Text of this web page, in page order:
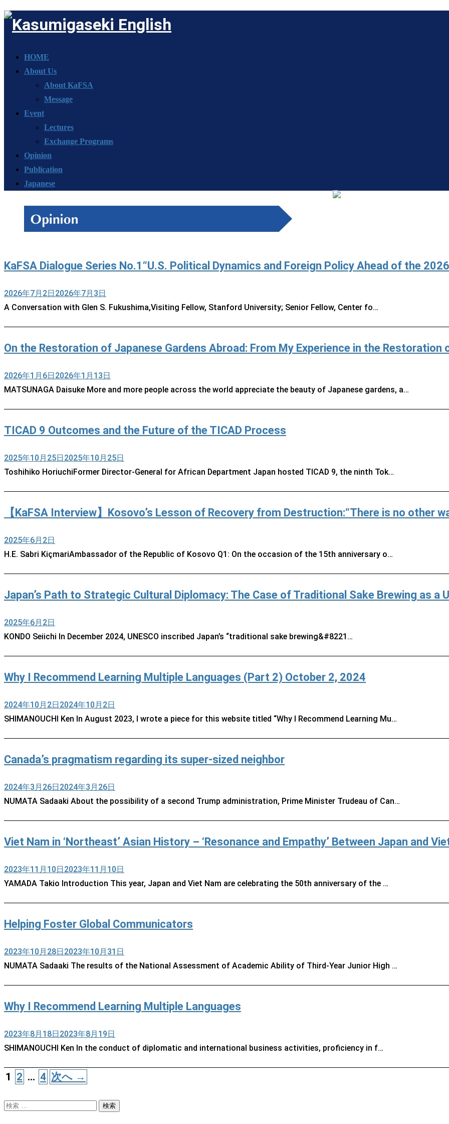
HOME
About Us
About KaFSA
Message
Event
Lectures
Exchange Programs
Opinion
Publication
Japanese
KaFSA Dialogue Series No.1“U.S. Political Dynamics and Foreign Policy Ahead of the
2026年7月2日 2026年7月3日
A Conversation with Glen S. Fukushima,Visiting Fellow, Stanford University; Senior Fellow, Center fo…
On the Restoration of Japanese Gardens Abroad: From My Experience in the Restoration
2026年1月6日 2026年1月13日
MATSUNAGA Daisuke More and more people across the world appreciate the beauty of Japanese gardens, a…
TICAD 9 Outcomes and the Future of the TICAD Process
2025年10月25日 2025年10月25日
Toshihiko HoriuchiFormer Director-General for African Department Japan hosted TICAD 9, the ninth Tok…
【KaFSA Interview】Kosovo’s Lesson of Recovery from Destruction:“There is no other
2025年6月2日
H.E. Sabri KiçmariAmbassador of the Republic of Kosovo Q1: On the occasion of the 15th anniversary o…
Japan’s Path to Strategic Cultural Diplomacy: The Case of Traditional Sake Brewing as a
2025年6月2日
KONDO Seiichi In December 2024, UNESCO inscribed Japan’s “traditional sake brewing&#8221…
Why I Recommend Learning Multiple Languages (Part 2) October 2, 2024
2024年10月2日 2024年10月2日
SHIMANOUCHI Ken In August 2023, I wrote a piece for this website titled “Why I Recommend Learning Mu…
Canada’s pragmatism regarding its super-sized neighbor
2024年3月26日 2024年3月26日
NUMATA Sadaaki About the possibility of a second Trump administration, Prime Minister Trudeau of Can…
Viet Nam in ‘Northeast’ Asian History – ‘Resonance and Empathy’ Between Japan and
2023年11月10日 2023年11月10日
YAMADA Takio Introduction This year, Japan and Viet Nam are celebrating the 50th anniversary of the …
Helping Foster Global Communicators
2023年10月28日 2023年10月31日
NUMATA Sadaaki The results of the National Assessment of Academic Ability of Third-Year Junior High …
Why I Recommend Learning Multiple Languages
2023年8月18日 2023年8月19日
SHIMANOUCHI Ken In the conduct of diplomatic and international business activities, proficiency in f…
1 2 … 4 次へ →
検